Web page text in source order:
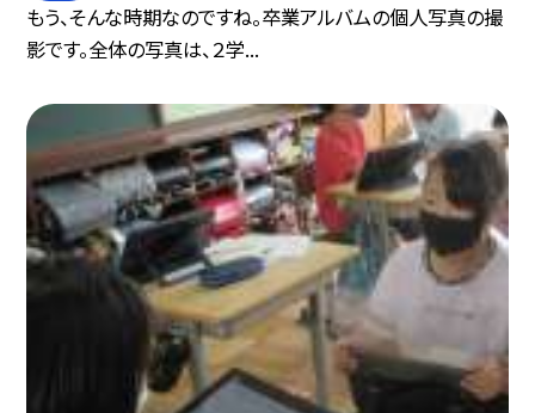
もう、そんな時期なのですね。卒業アルバムの個人写真の撮
影です。全体の写真は、２学...